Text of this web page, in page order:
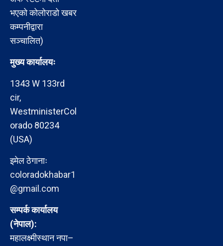
भएको कोलोराडो खबर
कम्पनीद्वारा
सञ्चालित)
मुख्य कार्यालयः
1343 W 133rd
cir,
WestministerCol
orado 80234
(USA)
इमेल ठेगानाः
coloradokhabar1
@gmail.com
सम्पर्क कार्यालय
(नेपाल):
महालक्ष्मीस्थान नपा–